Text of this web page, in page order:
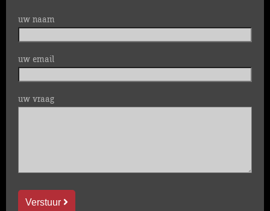
uw naam
uw email
uw vraag
Verstuur